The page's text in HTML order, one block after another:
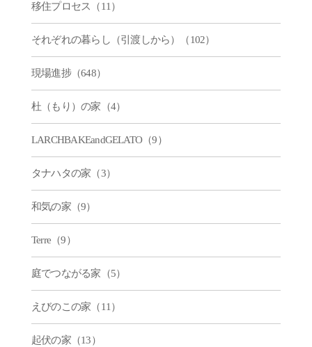
移住プロセス（11）
それぞれの暮らし（引渡しから）（102）
現場進捗（648）
杜（もり）の家（4）
LARCHBAKEandGELATO（9）
タナハタの家（3）
和気の家（9）
Terre（9）
庭でつながる家（5）
えびのこの家（11）
起伏の家（13）